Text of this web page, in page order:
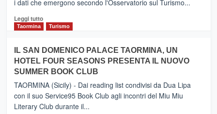
tra
e
Zanzibar
da
Neos
i dati che emergono secondo l'Osservatorio sul Turismo...
Leggi tuttoLeggi
PIEDIMONTE
ETNEO
–
Meta
turistica
privilegiata
secondo
Taormina Turismo
IL SAN DOMENICO PALACE TAORMINA, UN
HOTEL FOUR SEASONS PRESENTA IL NUOVO
SUMMER BOOK CLUB
TAORMINA (Sicily) - Dai reading list condivisi da Dua Lipa
con il suo Service95 Book Club agli incontri del Miu Miu
Literary Club durante il...